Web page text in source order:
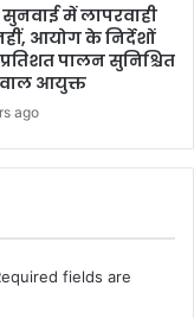
में लापरवाही
आयोग के निर्देशों
पालन सुनिश्चित
आयुक्त
ago
fields are